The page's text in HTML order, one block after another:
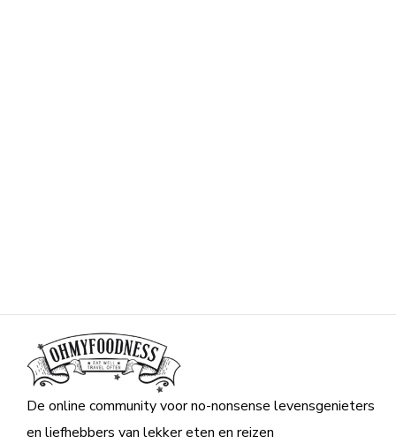
De online community voor no-nonsense levensgenieters
en liefhebbers van lekker eten en reizen